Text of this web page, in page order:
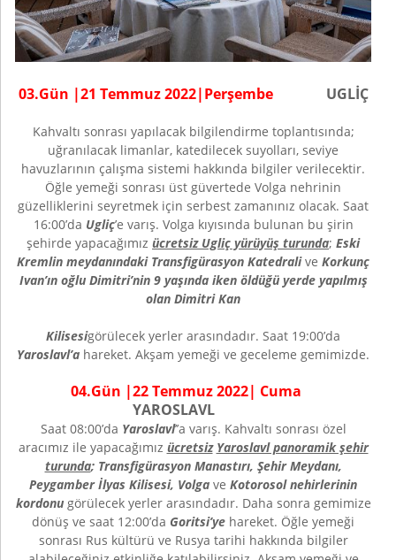
03.Gün |21 Temmuz2022|Perşembe UGLİÇ
Kahvaltı sonrası yapılacak bilgilendirme toplantısında;
uğranılacak limanlar, katedilecek suyolları, seviye
havuzlarının çalışma sistemi hakkında bilgiler verilecektir.
Öğle yemeği sonrası üst güvertede Volga nehrinin
güzelliklerini seyretmek için serbest zamanınız olacak. Saat
16:00’da Ugliç’e varış. Volga kıyısında bulunan bu şirin
şehirde yapacağımız ücretsiz Ugliç yürüyüş turunda; Eski
Kremlin meydanındaki Transfigürasyon Katedralive Korkunç
Ivan’ın oğlu Dimitri’nin 9 yaşında iken öldüğü yerde yapılmış
olan Dimitri Kan
Kilisesigörülecek yerler arasındadır. Saat 19:00’da
Yaroslavl’a hareket. Akşam yemeği ve geceleme gemimizde.
04.Gün |22 Temmuz2022| Cuma
YAROSLAVL
Saat 08:00’da Yaroslavl’’a varış. Kahvaltı sonrası özel
aracımız ile yapacağımız ücretsiz Yaroslavl panoramik şehir
turunda; Transfigürasyon Manastırı, Şehir Meydanı,
Peygamber İlyas Kilisesi, Volga ve Kotorosol nehirlerinin
kordonu görülecek yerler arasındadır. Daha sonra gemimize
dönüş ve saat 12:00’da Goritsi’ye hareket. Öğle yemeği
sonrası Rus kültürü ve Rusya tarihi hakkında bilgiler